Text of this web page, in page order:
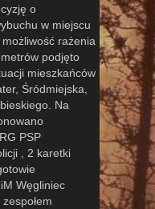
o
w miejscu
rażenia
podjęto
mieszkańców
Śródmiejska,
Na
PSP
, 2 karetki
Węgliniec